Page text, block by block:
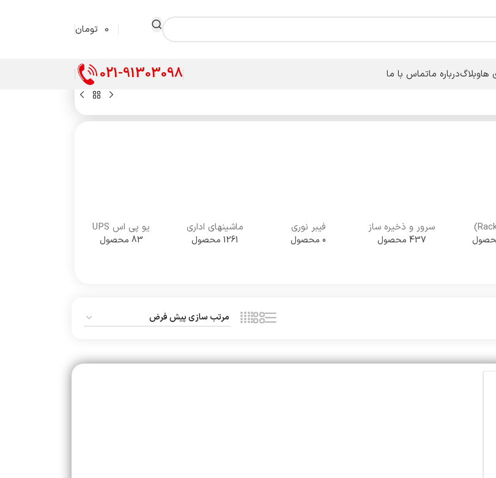
0 تومان
هاوبلاگدرباره ماتماس با ما 021-91303098
سرور و ذخیره ساز
437 محصول
فیبر نوری
0 محصول
ماشینهای اداری
1261 محصول
یو پی اس UPS
83 محصول